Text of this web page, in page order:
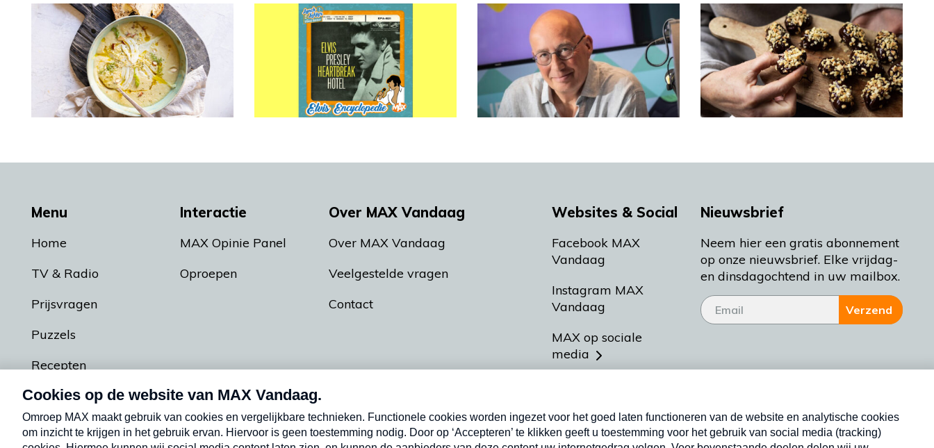
Menu
Home
TV & Radio
Prijsvragen
Puzzels
Recepten
Podcasts
Interactie
MAX Opinie Panel
Oproepen
Over MAX Vandaag
Over MAX Vandaag
Veelgestelde vragen
Contact
Websites & Social
Facebook MAX
Vandaag
Instagram MAX
Vandaag
MAX op sociale
media
Meldpunt Actueel
Nieuwsbrief
Neem hier een gratis abonnement
op onze nieuwsbrief. Elke vrijdag-
en dinsdagochtend in uw mailbox.
Verzend
Nieuwsbrief